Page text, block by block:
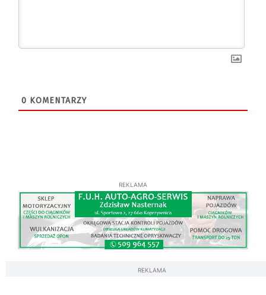
0 KOMENTARZY
REKLAMA
REKLAMA